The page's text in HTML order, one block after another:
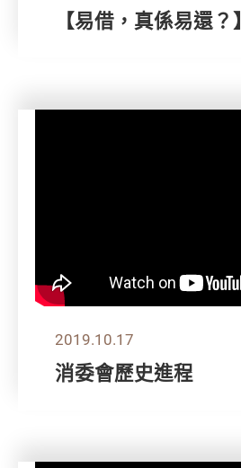
【易借，真係易還？】
2019.10.17
消委會歷史進程